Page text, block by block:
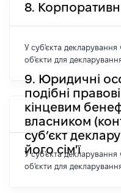
8.
У суб'єкта декларування
об'єкти для
9. Юридичні
подібні
кінцевим
власником
суб’єкт
його сім'ї
У суб'єкта декларування
об'єкти для